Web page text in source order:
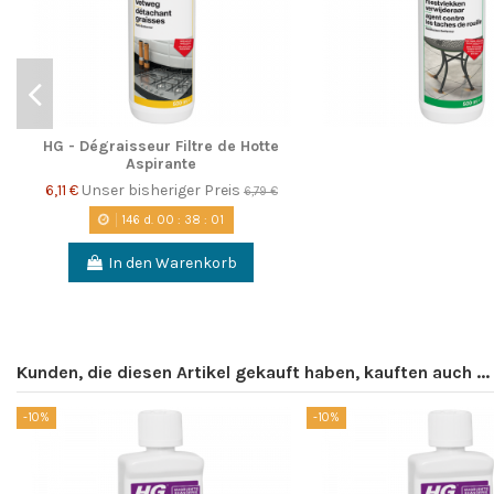
HG - Dégraisseur Filtre de Hotte
Aspirante
6,11 € Unser bisheriger Preis 6,79 €
146d. 00: 38: 00
In den Warenkorb
Kunden, die diesen Artikel gekauft haben, kauften auch ...
-10% -10%